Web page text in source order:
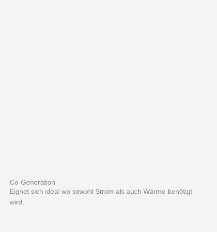
Co-Generation
Eignet sich ideal wo sowohl Strom als auch Wärme benötigt
wird.